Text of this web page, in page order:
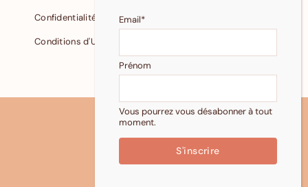
Confidentialité
Conditions d'Utilisation
Reproduction et revente
HAUT DE PAGE
Email*
Prénom
Vous pourrez vous désabonner à tout
moment.